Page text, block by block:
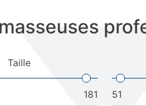
Taille
181 51